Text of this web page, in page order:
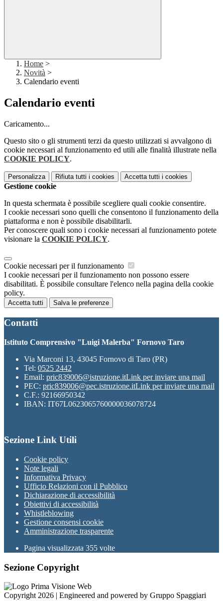
Home >
Novità >
Calendario eventi
Calendario eventi
Caricamento...
Questo sito o gli strumenti terzi da questo utilizzati si avvalgono di
cookie necessari al funzionamento ed utili alle finalità illustrate nella
COOKIE POLICY.
Personalizza Rifiuta tutti i cookies Accetta tutti i cookies
Gestione cookie
In questa schermata è possibile scegliere quali cookie consentire.
I cookie necessari sono quelli che consentono il funzionamento della
piattaforma e non è possibile disabilitarli.
Per conoscere quali sono i cookie necessari al funzionamento potete
visionare la COOKIE POLICY.
Cookie necessari per il funzionamento
I cookie necessari per il funzionamento non possono essere
disabilitati. È possibile consultare l'elenco nella pagina della cookie
policy.
Accetta tutti Salva le preferenze
Contatti
Istituto Comprensivo "Luigi Malerba" Fornovo Taro
Via Marconi 13, 43045 Fornovo di Taro (PR)
Tel: 0525 2442
Email: pric839006@istruzione.itLink per inviare una mail
PEC: pric839006@pec.istruzione.itLink per inviare una mail
C.F.: 92166950342
IBAN: IT67L0623065760000036078724
Sezione Link Utili
Cookie policy
Note legali
Informativa Privacy
Ufficio Relazioni con il Pubblico
Dichiarazione di accessibilità
Obiettivi di accessibilità
Whistleblowing
Gestione consensi cookie
Amministrazione trasparente
Pagina visualizzata 355 volte
Sezione Copyright
Copyright 2026 | Engineered and powered by Gruppo Spaggiari